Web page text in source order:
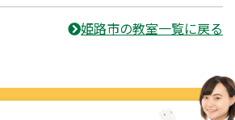
姫路市の教室一覧に戻る